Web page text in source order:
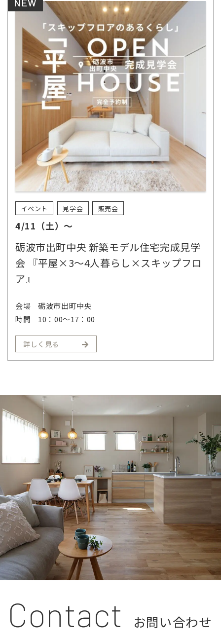
イベント 見学会 販売会
4/11（土）～
砺波市出町中央 新築モデル住宅完成見学
会 『平屋×3～4人暮らし×スキップフロ
ア』
会場
砺波市出町中央
時間
10：00～17：00
詳しく見る
Contact お問い合わせ